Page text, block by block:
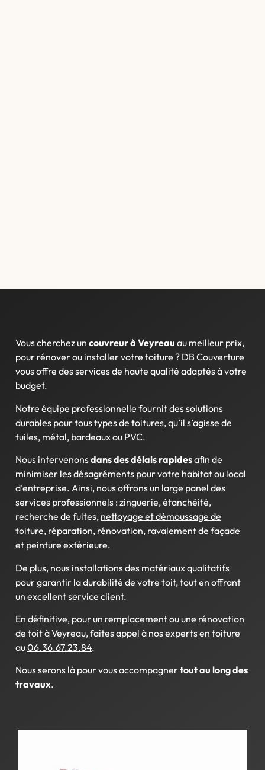
Vous cherchez un couvreur à Veyreau au meilleur prix,
pour rénover ou installer votre toiture ? DB Couverture
vous offre des services de haute qualité adaptés à votre
budget.
Notre équipe professionnelle fournit des solutions
durables pour tous types de toitures, qu’il s’agisse de
tuiles, métal, bardeaux ou PVC.
Nous intervenonsdans des délais rapidesafin de
minimiser les désagréments pour votre habitat ou local
d’entreprise. Ainsi, nous offrons un large panel des
services professionnels : zinguerie, étanchéité,
recherche de fuites, nettoyage et démoussage de
toiture, réparation, rénovation, ravalement de façade
et peinture extérieure.
De plus, nous installations des matériaux qualitatifs
pour garantir la durabilité de votre toit, tout en offrant
un excellent service client.
En définitive, pour un remplacement ou une rénovation
de toit à Veyreau, faites appel à nos experts en toiture
au06.36.67.23.84.
Nous serons là pour vous accompagnertout au long des
travaux.